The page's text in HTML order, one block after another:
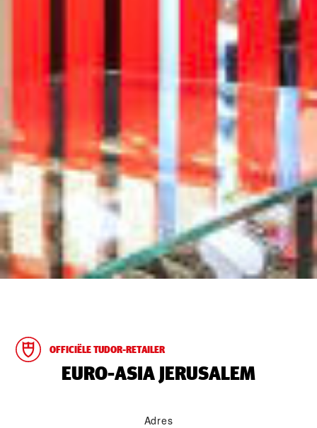
OFFICIËLE TUDOR-RETAILER
‭EURO-ASIA JERUSALEM‬
Adres